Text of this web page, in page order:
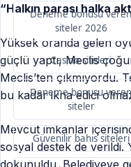
Deneme bonusu veren
siteler 2026
Casino siteleri
Deneme bonusu
siteler
Güvenilir bahis siteleri
“Halkın parası halka
Yüksek oranda gelen
güçlü yaptı, Meclis
Meclis’ten
bu kadar ikna edici
Mevcut imkanlar
sosyal destek de verildi.
dokunuldu. Belediyeye